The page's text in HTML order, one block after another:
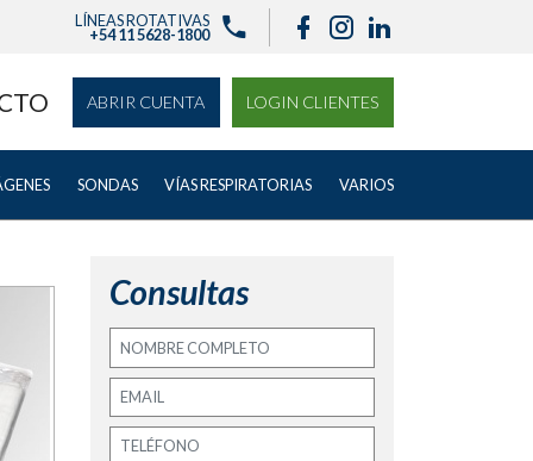
LÍNEAS ROTATIVAS
+54 11 5628-1800
ABRIR CUENTA LOGIN CLIENTES
SONDAS VÍAS RESPIRATORIAS VARIOS
Consultas